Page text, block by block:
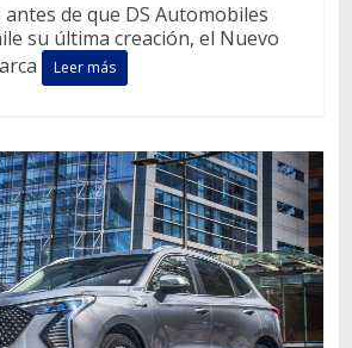
antes de que DS Automobiles
su última creación, el Nuevo
Leer más